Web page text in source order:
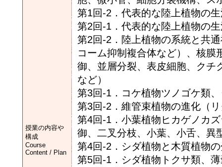
授業の内容や
構成
Course
Content / Plan
第1回-2．代表的な陸上植物の
第2回-1．代表的な陸上植物の
第2回-2．陸上植物の系統と共
コーム抑制複合体など）、核
御、並層分裂、表皮細胞、クチ
など）
第3回-1．コケ植物ツノゴケ類
第3回-2．維管束植物の進化（
第4回-1．小葉植物ヒカゲノカ
御、二叉分枝、小葉、小舌、異
第4回-2．シダ植物と木質植物
第5回-1．シダ植物トクサ類、